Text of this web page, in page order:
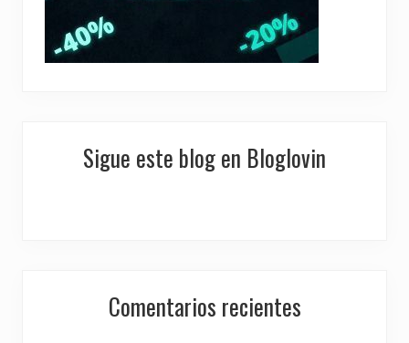
Sigue este blog en Bloglovin
Comentarios recientes